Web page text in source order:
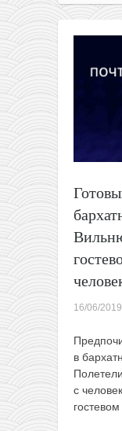
всего
16/06/2019
в
с